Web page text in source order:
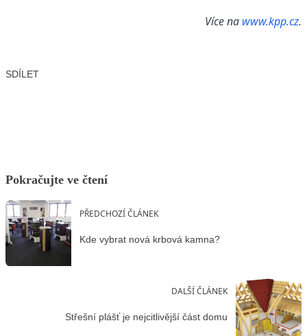
Více na www.kpp.cz.
SDÍLET
Pokračujte ve čtení
PŘEDCHOZÍ ČLÁNEK
Kde vybrat nová krbová kamna?
DALŠÍ ČLÁNEK
Střešní plášť je nejcitlivější část domu